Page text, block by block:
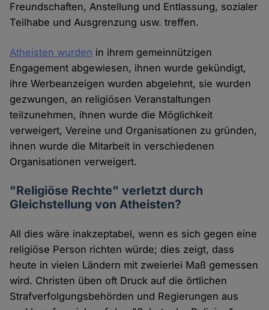
Freundschaften, Anstellung und Entlassung, sozialer
Teilhabe und Ausgrenzung usw. treffen.
Atheisten wurden in ihrem gemeinnützigen
Engagement abgewiesen, ihnen wurde gekündigt,
ihre Werbeanzeigen wurden abgelehnt, sie wurden
gezwungen, an religiösen Veranstaltungen
teilzunehmen, ihnen wurde die Möglichkeit
verweigert, Vereine und Organisationen zu gründen,
ihnen wurde die Mitarbeit in verschiedenen
Organisationen verweigert.
"Religiöse Rechte" verletzt durch
Gleichstellung von Atheisten?
All dies wäre inakzeptabel, wenn es sich gegen eine
religiöse Person richten würde; dies zeigt, dass
heute in vielen Ländern mit zweierlei Maß gemessen
wird. Christen üben oft Druck auf die örtlichen
Strafverfolgungsbehörden und Regierungen aus